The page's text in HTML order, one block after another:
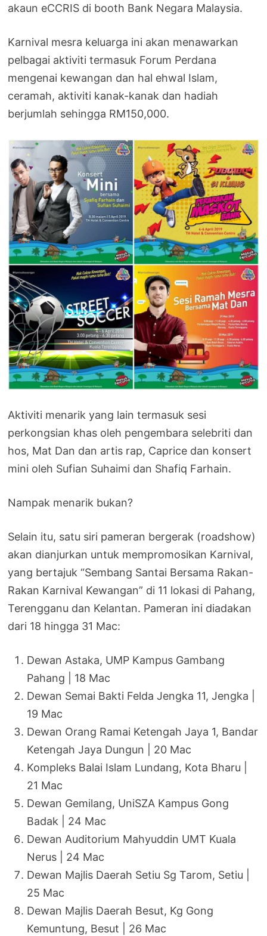
akaun eCCRIS di booth Bank Negara Malaysia.
Karnival mesra keluarga ini akan menawarkan
pelbagai aktiviti termasuk Forum Perdana
mengenai kewangan dan hal ehwal Islam,
ceramah, aktiviti kanak-kanak dan hadiah
berjumlah sehingga RM150,000.
Aktiviti menarik yang lain termasuk sesi
perkongsian khas oleh pengembara selebriti dan
hos, Mat Dan dan artis rap, Caprice dan konsert
mini oleh Sufian Suhaimi dan Shafiq Farhain.
Nampak menarik bukan?
Selain itu, satu siri pameran bergerak (roadshow)
akan dianjurkan untuk mempromosikan Karnival,
yang bertajuk “Sembang Santai Bersama Rakan-
Rakan Karnival Kewangan” di 11 lokasi di Pahang,
Terengganu dan Kelantan. Pameran ini diadakan
dari 18 hingga 31 Mac:
Dewan Astaka, UMP Kampus Gambang
Pahang | 18 Mac
Dewan Semai Bakti Felda Jengka 11, Jengka |
19 Mac
Dewan Orang Ramai Ketengah Jaya 1, Bandar
Ketengah Jaya Dungun | 20 Mac
Kompleks Balai Islam Lundang, Kota Bharu |
21 Mac
Dewan Gemilang, UniSZA Kampus Gong
Badak | 24 Mac
Dewan Auditorium Mahyuddin UMT Kuala
Nerus | 24 Mac
Dewan Majlis Daerah Setiu Sg Tarom, Setiu |
25 Mac
Dewan Majlis Daerah Besut, Kg Gong
Kemuntung, Besut | 26 Mac